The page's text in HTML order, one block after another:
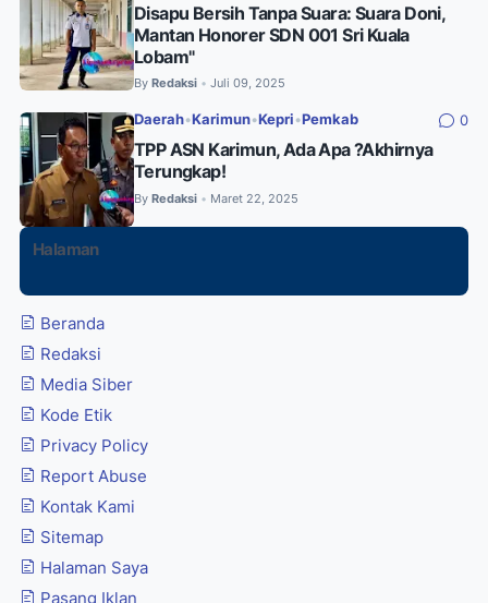
Disapu Bersih Tanpa Suara: Suara Doni,
Mantan Honorer SDN 001 Sri Kuala
Lobam"
By Redaksi • Juli 09, 2025
Daerah•Karimun•Kepri •Pemkab 0
TPP ASN Karimun, Ada Apa ?Akhirnya
Terungkap!
By Redaksi • Maret 22, 2025
Halaman
Beranda
Redaksi
Media Siber
Kode Etik
Privacy Policy
Report Abuse
Kontak Kami
Sitemap
Halaman Saya
Pasang Iklan